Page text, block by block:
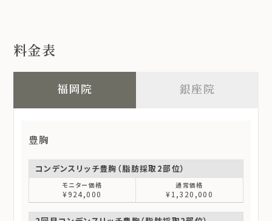
料金表
福岡院 銀座院
豊胸
コンデンスリッチ豊胸（脂肪採取2部位）
¥924,000 ¥1,320,000